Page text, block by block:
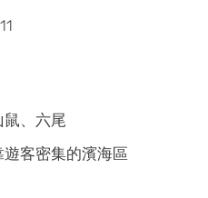
、六尾
客密集的濱海區